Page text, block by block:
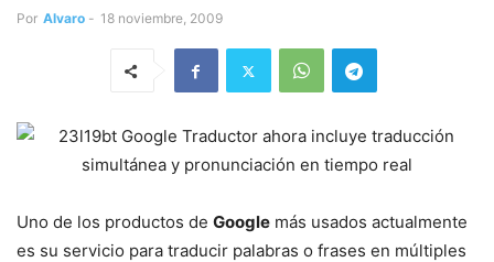
Por Alvaro - 18 noviembre, 2009
Uno de los productos de Google más usados actualmente
es su servicio para traducir palabras o frases en múltiples